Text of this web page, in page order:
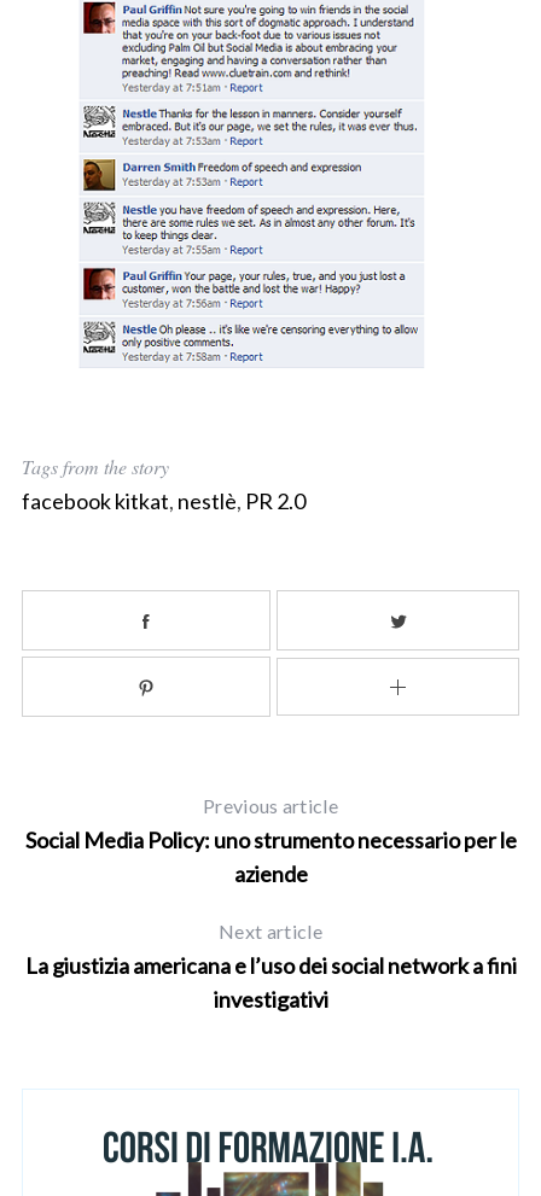
Tags from the story
facebook kitkat, nestlè, PR 2.0
Previous article
Social Media Policy: uno strumento necessario per le
aziende
Next article
La giustizia americana e l’uso dei social network a fini
investigativi
a
r
: